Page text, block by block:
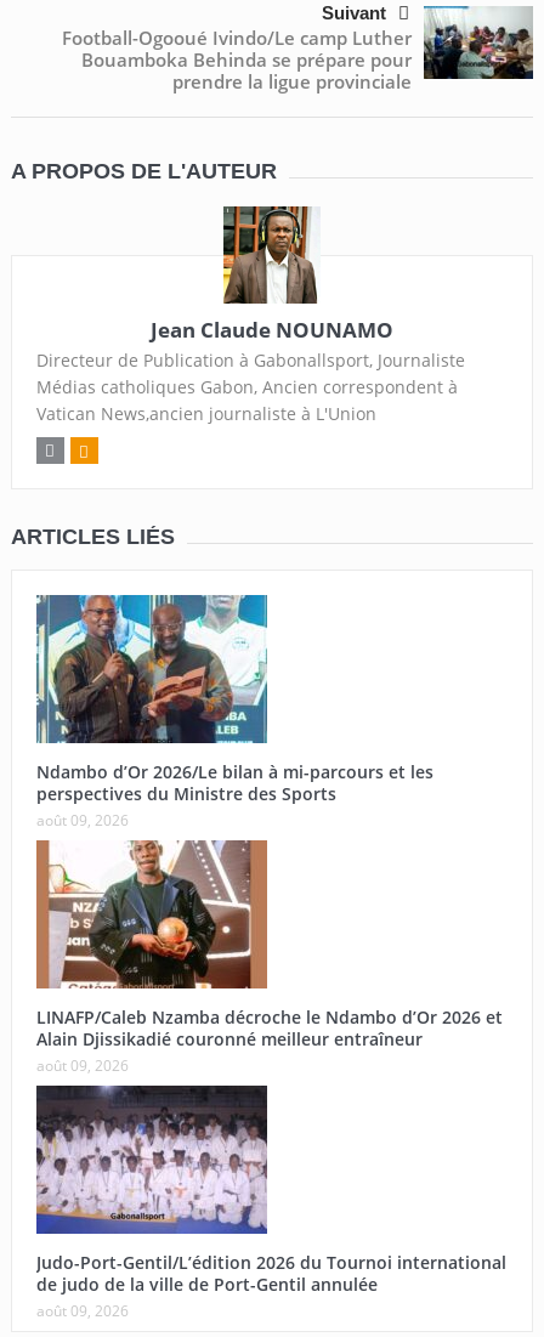
Suivant
Football-Ogooué Ivindo/Le camp Luther
Bouamboka Behinda se prépare pour
prendre la ligue provinciale
A PROPOS DE L'AUTEUR
Jean Claude NOUNAMO
Directeur de Publication à Gabonallsport, Journaliste
Médias catholiques Gabon, Ancien correspondent à
Vatican News,ancien journaliste à L'Union
ARTICLES LIÉS
Ndambo d’Or 2026/Le bilan à mi-parcours et les
perspectives du Ministre des Sports
août 09, 2026
LINAFP/Caleb Nzamba décroche le Ndambo d’Or 2026 et
Alain Djissikadié couronné meilleur entraîneur
août 09, 2026
Judo-Port-Gentil/L’édition 2026 du Tournoi international
de judo de la ville de Port-Gentil annulée
août 09, 2026